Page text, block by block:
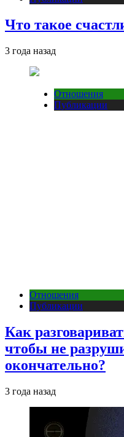
Что такое
3 года назад
Отношения
Публикации
Отношения
Публикации
Как
чтобы не
окончательно?
3 года назад